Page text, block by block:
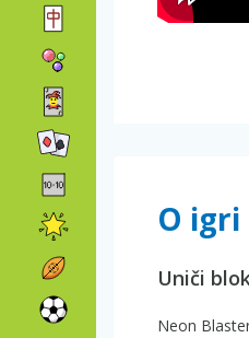
O igri
Uniči
Neon